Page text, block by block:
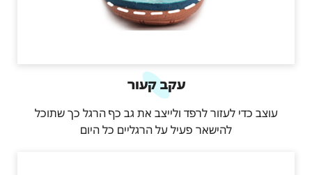
עקב קעור
עוצב כדי לעזור לרפד ולייצב את גב כף הרגל כך שתוכל
להישאר פעיל על הרגליים כל היום